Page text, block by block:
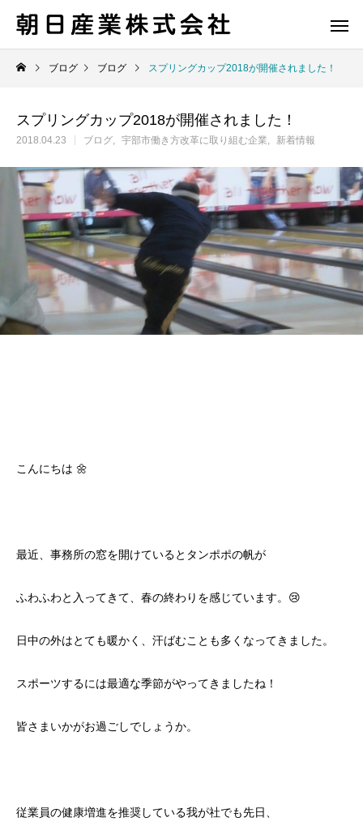
ブログ ブログ スプリングカップ2018が開催されました！
スプリングカップ2018が開催されました！
2018.04.23 ブログ 宇部市働き方改革に取り組む企業 新着情報
こんにちは 🌼
最近、事務所の窓を開けているとタンポポの帆が
ふわふわと入ってきて、春の終わりを感じています。😢
日中の外はとても暖かく、汗ばむことも多くなってきました。
スポーツするには最適な季節がやってきましたね！
皆さまいかがお過ごしでしょうか。
従業員の健康増進を推奨している我が社でも先日、